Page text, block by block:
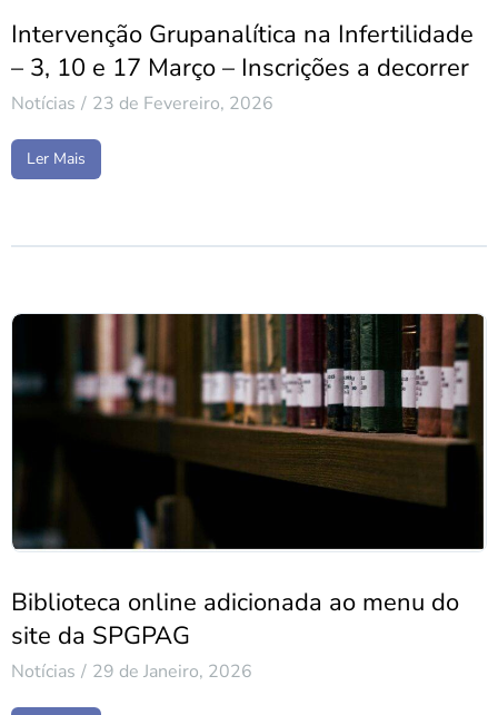
Intervenção Grupanalítica na Infertilidade
– 3, 10 e 17 Março – Inscrições a decorrer
Notícias 23 de Fevereiro, 2026
Ler Mais
Biblioteca online adicionada ao menu do
site da SPGPAG
Notícias 29 de Janeiro, 2026